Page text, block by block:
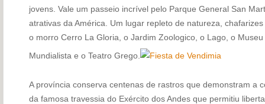
jovens. Vale um passeio incrível pelo Parque General San
atrativas da América. Um lugar repleto de natureza,
o morro Cerro La Gloria, o Jardim Zoologico, o Lago, o
Mundialista e o Teatro Grego.
A província conserva centenas de rastros que demonstram a
da famosa travessia do Exército dos Andes que permitiu